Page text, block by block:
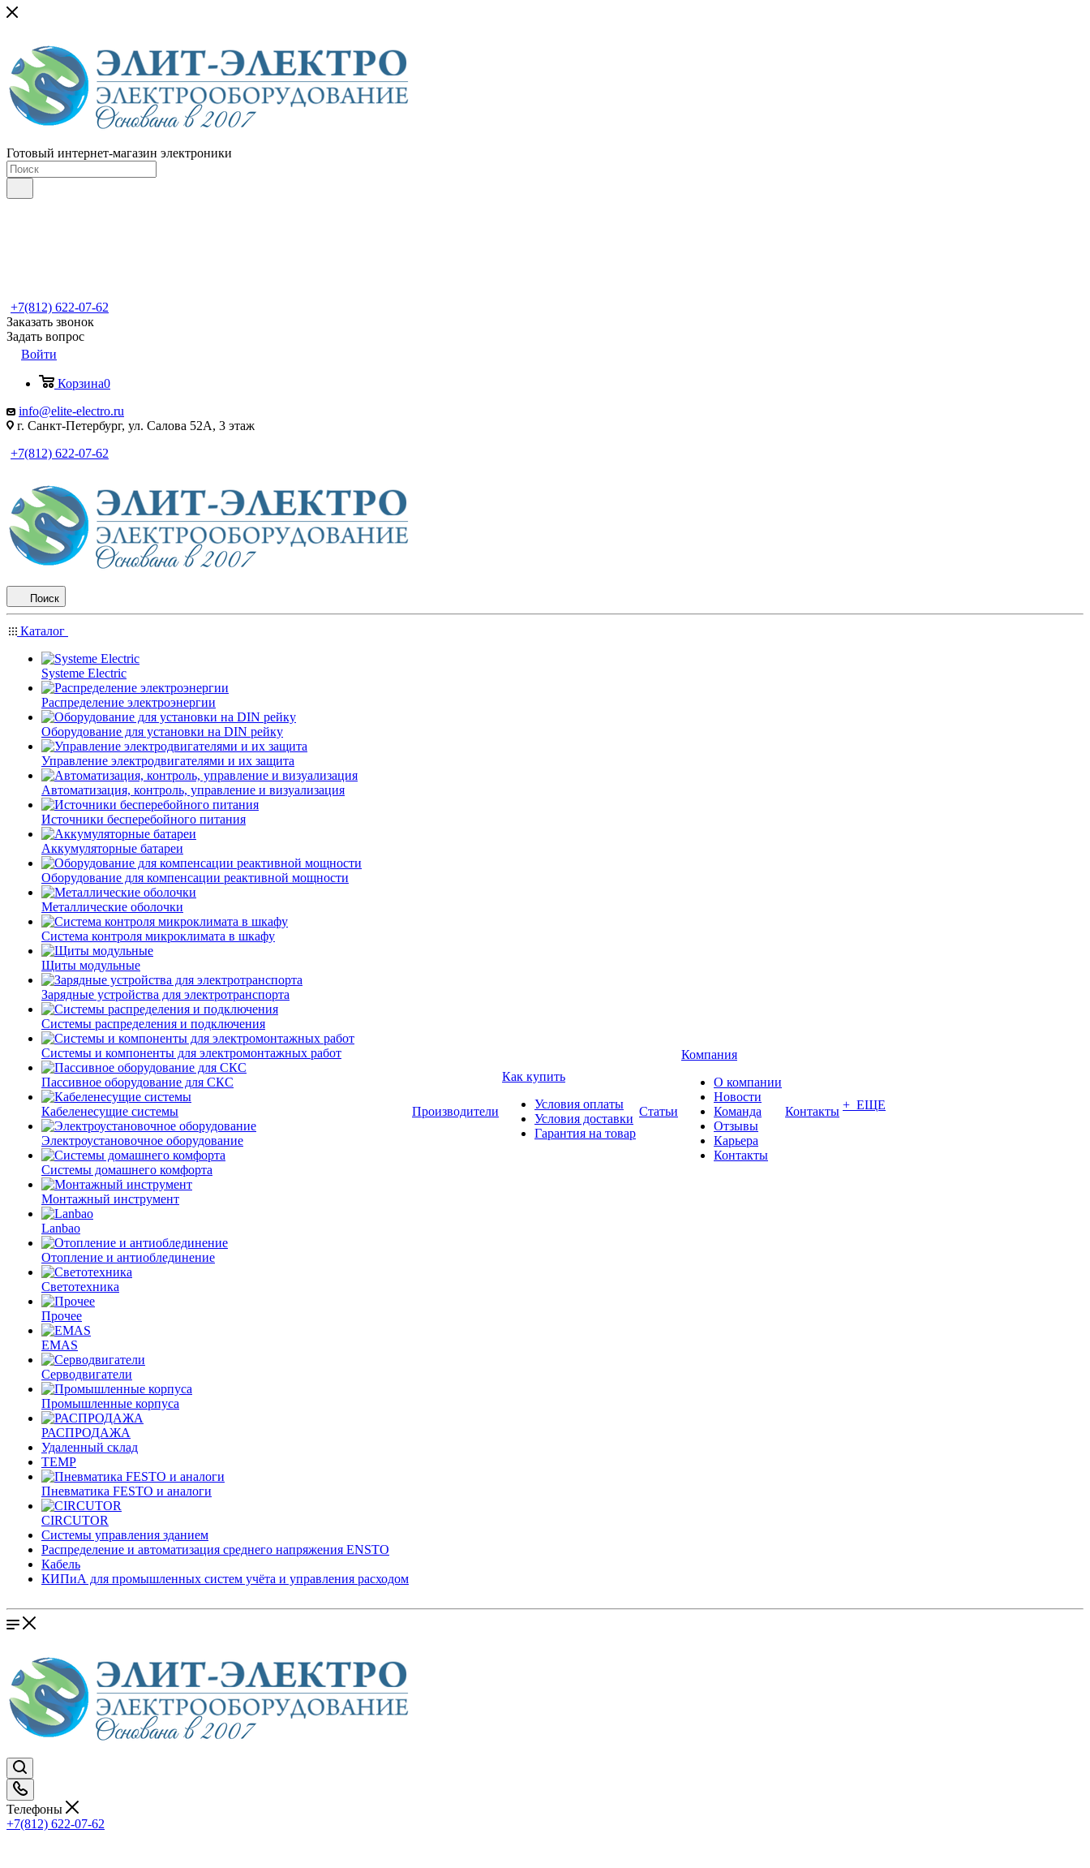
Готовый интернет-магазин электроники
+7(812) 622-07-62
Заказать звонок
Задать вопрос
Войти
Корзина0
info@elite-electro.ru
г. Санкт-Петербург, ул. Салова 52А, 3 этаж
+7(812) 622-07-62
Поиск
Каталог
Systeme Electric
Распределение электроэнергии
Оборудование для установки на DIN рейку
Управление электродвигателями и их защита
Автоматизация, контроль, управление и визуализация
Источники бесперебойного питания
Аккумуляторные батареи
Оборудование для компенсации реактивной мощности
Металлические оболочки
Система контроля микроклимата в шкафу
Щиты модульные
Зарядные устройства для электротранспорта
Системы распределения и подключения
Системы и компоненты для электромонтажных работ
Пассивное оборудование для СКС
Кабеленесущие системы
Электроустановочное оборудование
Системы домашнего комфорта
Монтажный инструмент
Lanbao
Отопление и антиоблединение
Светотехника
Прочее
EMAS
Cерводвигатели
Промышленные корпуса
РАСПРОДАЖА
Удаленный склад
TEMP
Пневматика FESTO и аналоги
CIRCUTOR
Системы управления зданием
Распределение и автоматизация среднего напряжения ENSTO
Кабель
КИПиА для промышленных систем учёта и управления расходом
Производители
Как купить
Условия оплаты
Условия доставки
Гарантия на товар
Статьи
Компания
О компании
Новости
Команда
Отзывы
Карьера
Контакты
Контакты + ЕЩЕ
Телефоны
+7(812) 622-07-62